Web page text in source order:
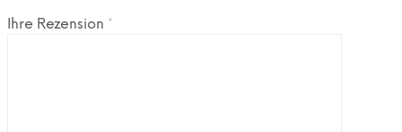
Ihre Rezension *